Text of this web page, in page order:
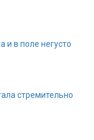
и в поле негусто
стремительно